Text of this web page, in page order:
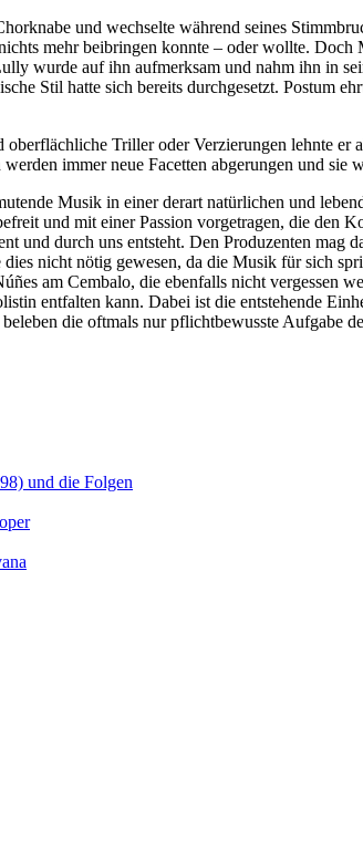
und wechselte während seines
mehr beibringen konnte – oder wollte.
wurde auf ihn aufmerksam und nahm ihn in
Stil hatte sich bereits durchgesetzt. Postum
Triller oder Verzierungen lehnte er
immer neue Facetten abgerungen und sie
Musik in einer derart natürlichen und
und mit einer Passion vorgetragen, die den
und durch uns entsteht. Den Produzenten mag
nicht nötig gewesen, da die Musik für sich
am Cembalo, die ebenfalls nicht vergessen
entfalten kann. Dabei ist die entstehende
die oftmals nur pflichtbewusste Aufgabe
und die Folgen